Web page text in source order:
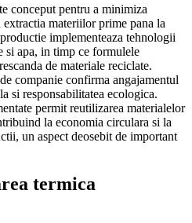
conceput pentru a minimiza
materiilor prime pana la
implementeaza tehnologii
si apa, in timp ce formulele
de materiale reciclate.
companie confirma angajamentul
si responsabilitatea ecologica.
permit reutilizarea materialelor
la economia circulara si la
un aspect deosebit de important
termica